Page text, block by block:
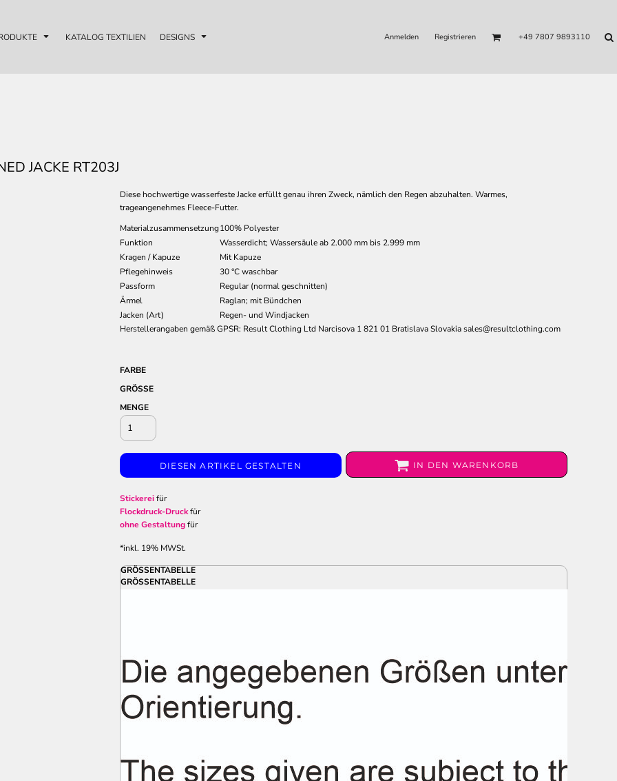
KATALOG TEXTILIEN DESIGNS Anmelden Registrieren +49 7807 9893110
JACKE RT203J
Diese hochwertige wasserfeste Jacke erfüllt genau ihren Zweck, nämlich den Regen abzuhalten. Warmes,
trageangenehmes Fleece-Futter.
Materialzusammensetzung100% Polyester
Funktion
Wasserdicht; Wassersäule ab 2.000 mm bis 2.999 mm
Kragen / Kapuze
Mit Kapuze
Pflegehinweis
30 °C waschbar
Passform
Regular (normal geschnitten)
Ärmel
Raglan; mit Bündchen
Jacken (Art)
Regen- und Windjacken
Herstellerangaben gemäß GPSR: Result Clothing Ltd Narcisova 1 821 01 Bratislava Slovakia sales@resultclothing.com
FARBE
GRÖSSE
MENGE
DIESEN ARTIKEL GESTALTEN IN DEN WARENKORB
Stickereifür
Flockdruck-Druckfür
ohne Gestaltungfür
*inkl. 19% MWSt.
GRÖSSENTABELLE
GRÖSSENTABELLE